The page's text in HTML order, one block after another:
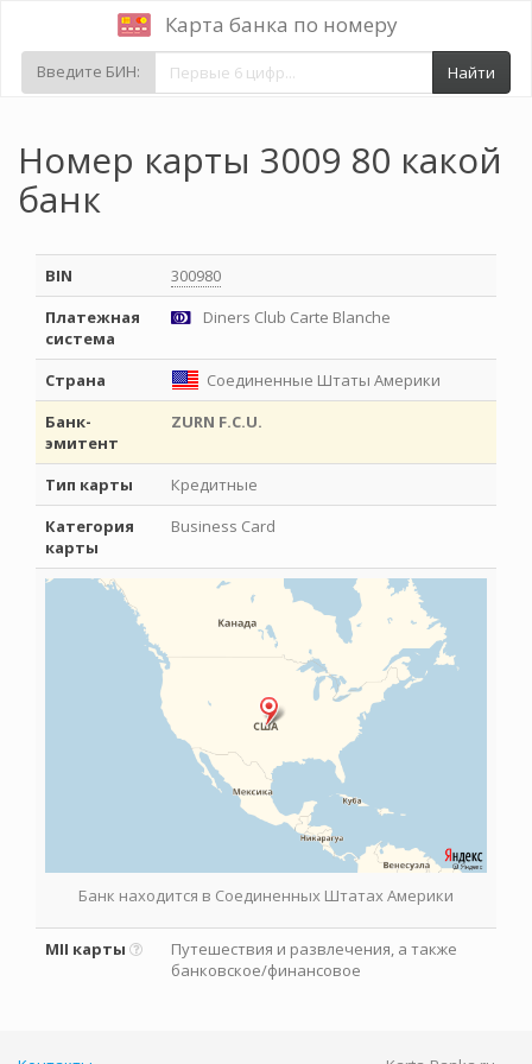
Карта банка по номеру
Введите БИН: Найти
Номер карты 3009 80 какой
банк
BIN
300980
Платежная
система
Diners Club Carte Blanche
Страна
Соединенные Штаты Америки
Банк-
эмитент
ZURN F.C.U.
Тип карты
Кредитные
Категория
карты
Business Card
Банк находится в Соединенных Штатах Америки
MII карты
Путешествия и развлечения, а также
банковское/финансовое